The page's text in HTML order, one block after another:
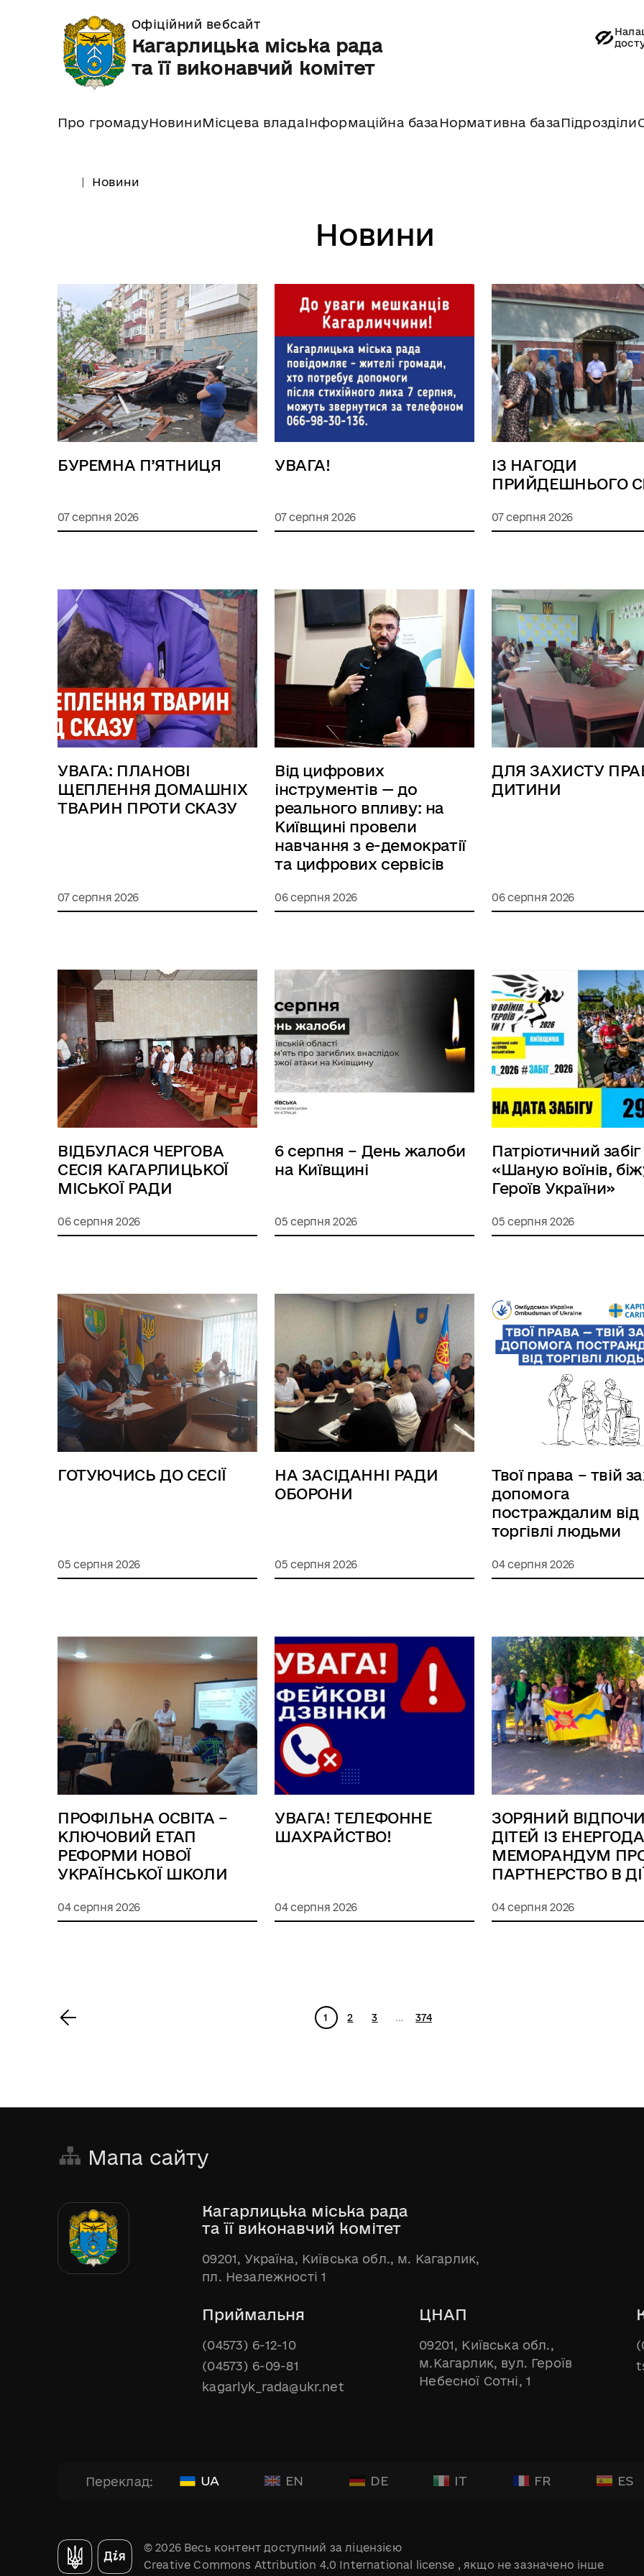
Офіційний вебсайт
Кагарлицька міська рада
та її виконавчий комітет
Про громадуНовиниМісцева владаІнформаційна база Нормативна базаПідрозділи
Новини
Новини
БУРЕМНА П’ЯТНИЦЯ
07 серпня 2026
УВАГА!
07 серпня 2026
ІЗ НАГОДИ
ПРИЙДЕШНЬОГО
07 серпня 2026
УВАГА: ПЛАНОВІ
ЩЕПЛЕННЯ ДОМАШНІХ
ТВАРИН ПРОТИ СКАЗУ
07 серпня 2026
Від цифрових
інструментів — до
реального впливу: на
Київщині провели
навчання з е-демократії
та цифрових сервісів
06 серпня 2026
ДЛЯ ЗАХИСТУ
ДИТИНИ
06 серпня 2026
ВІДБУЛАСЯ ЧЕРГОВА
СЕСІЯ КАГАРЛИЦЬКОЇ
МІСЬКОЇ РАДИ
06 серпня 2026
6 серпня – День жалоби
на Київщині
05 серпня 2026
Патріотичний забіг
«Шаную воїнів,
Героїв України»
05 серпня 2026
ГОТУЮЧИСЬ ДО СЕСІЇ
05 серпня 2026
НА ЗАСІДАННІ РАДИ
ОБОРОНИ
05 серпня 2026
Твої права – твій
допомога
постраждалим від
торгівлі людьми
04 серпня 2026
ПРОФІЛЬНА ОСВІТА –
КЛЮЧОВИЙ ЕТАП
РЕФОРМИ НОВОЇ
УКРАЇНСЬКОЇ ШКОЛИ
04 серпня 2026
УВАГА! ТЕЛЕФОННЕ
ШАХРАЙСТВО!
04 серпня 2026
ЗОРЯНИЙ
ДІТЕЙ ІЗ
МЕМОРАНДУМ
ПАРТНЕРСТВО В
04 серпня 2026
1 2 3 … 374
Мапа сайту
Кагарлицька міська рада
та її виконавчий комітет
09201, Україна, Київська обл., м. Кагарлик,
пл. Незалежності 1
Приймальня
(04573) 6-12-10
(04573) 6-09-81
kagarlyk_rada@ukr.net
ЦНАП
09201, Київська обл.,
м.Кагарлик, вул. Героїв
Небесної Сотні, 1
Переклад: UA EN DE IT FR ES
© 2026 Весь контент доступний за ліцензією
Creative Commons Attribution 4.0 International license , якщо не зазначено інше